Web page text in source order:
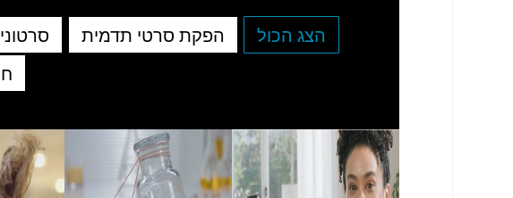
הצג הכול הפקת סרטי תדמית